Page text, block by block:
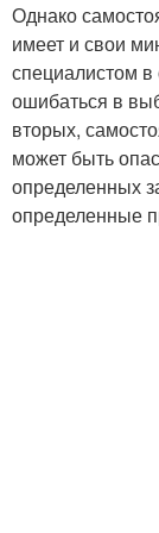
Однако
имеет и свои
специалистом
ошибаться в
вторых,
может быть
определенных
определенные